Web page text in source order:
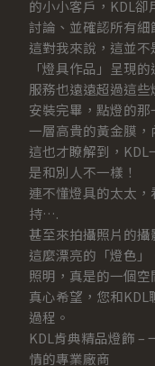
的小小客戶，KDL
討論、並確認所有
這對我來說，這並
「燈具作品」呈現
服務也遠遠超過這
安裝完畢，點燈的
一層高貴的黃金膜
這也才瞭解到，
是和別人不一樣！
連不懂燈具的太太
持….
甚至來拍攝照片的
這麼漂亮的「燈色
照明，真是的一個空
真心希望，您和
過程。
KDL肯典精品燈飾 –
情的專業廠商